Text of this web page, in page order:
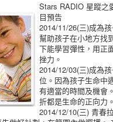
Stars RADIO 星蹤之
目預告
2014/11/26(三)成為
幫助孩子在小地方找
下能學習彈性，用正
挫力。
2014/12/03(三)成為
位。因為孩子生命中
有適當的時間及機會
折都是生命的正向力。
2014/12/10(三) 青春